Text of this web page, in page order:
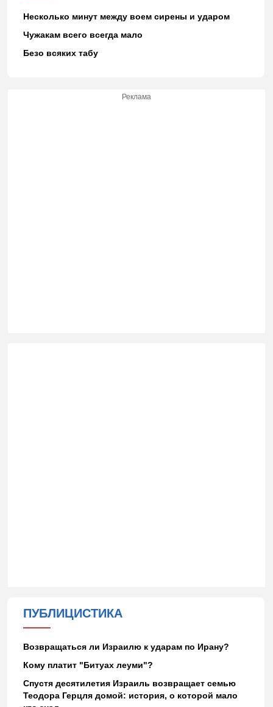
Несколько минут между воем сирены и ударом
Чужакам всего всегда мало
Безо всяких табу
Реклама
ПУБЛИЦИСТИКА
Возвращаться ли Израилю к ударам по Ирану?
Кому платит "Битуах леуми"?
Спустя десятилетия Израиль возвращает семью
Теодора Герцля домой: история, о которой мало